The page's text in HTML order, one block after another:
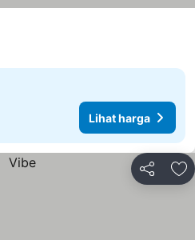
Lihat harga
Kongsi